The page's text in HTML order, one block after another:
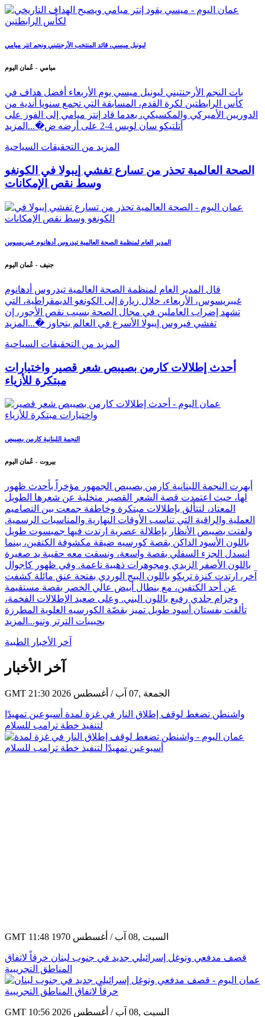
ليونيل ميسي، قائد المنتخب الأرجنتيني ونجم انتر ميامي
ميامي - عُمان اليوم
بات النجم الأرجنتيني ليونيل ميسي يوم الأربعاء أفضل هداف في
كأس الرابطتين لكرة القدم، المسابقة التي تجمع سنويا أندية من
الدوريين الأميركي والمكسيكي، بعدما قاد إنتر ميامي إلى الفوز على
أتلتيكو سان لويس 4-2 على أرضه ض�...
المزيد
المزيد من التحقيقات السياحية
الصحة العالمية تحذر من تسارع تفشي إيبولا في الكونغو
وسط نقص الإمكانات
المدير العام لمنظمة الصحة العالمية تيدروس أدهانوم غيبريسوس
جنيف - عُمان اليوم
قال المدير العام لمنظمة الصحة العالمية تيدروس أدهانوم
غيبريسوس، الأربعاء، خلال زيارة إلى الكونغو الديمقراطية، التي
تشهد إضراب العاملين في مجال الصحة بسبب نقص الأجور، إن
تفشي فيروس إيبولا الأسرع في العالم يتجاوز �... المزيد
المزيد من التحقيقات السياحية
أحدث إطلالات كارمن بصيبص شعر قصير واختيارات
مبتكرة للأزياء
النجمة اللبنانية كارمن بصيبص
بيروت - عُمان اليوم
أبهرت النجمة اللبنانية كارمن بصيبص الجمهور مؤخراً بأحدث ظهور
لها، حيث اعتمدت قصة الشعر القصير متخلية عن شعرها الطويل
المعتاد، لتتألق بإطلالات مبتكرة وخاطفة جمعت بين التصاميم
العملية والراقية التي تناسب الأوقات النهارية والمناسبات الرسمية.
ولفتت بصيبص الأنظار بإطلالة عصرية ارتدت فيها جمبسوت طويل
باللون الأسود الداكن بقصة كورسيه ضيقة مكشوفة الكتفين، بينما
انسدل الجزء السفلي بقصة واسعة، ونسقت معه حقيبة يد صغيرة
باللون الأصفر الزبدي ومجوهرات ذهبية ناعمة. وفي ظهور كاجوال
آخر، ارتدت كنزة تريكو باللون البيج الوردي بفتحة عنق مائلة كشفت
عن أحد الكتفين، مع بنطال أبيض عالي الخصر بقصة مستقيمة
وحزام جلدي رفيع باللون البني. وعلى صعيد الإطلالات الفخمة،
تألقت بفستان أسود طويل تميز بقصّة الكورسيه العلوية المطرزة
بحبيبات الترتر وتنو... المزيد
آخر الأخبار الطبية
آخر الأخبار
GMT 21:30 2026 الجمعة ,07 آب / أغسطس
واشنطن تضغط لوقف إطلاق النار في غزة لمدة أسبوعين تمهيدًا
لتنفيذ خطة ترامب للسلام
GMT 11:48 1970 السبت ,08 آب / أغسطس
قصف مدفعي وتوغل إسرائيلي جديد في جنوب لبنان خرقاً لاتفاق
المناطق التجريبية
GMT 10:56 2026 السبت ,08 آب / أغسطس